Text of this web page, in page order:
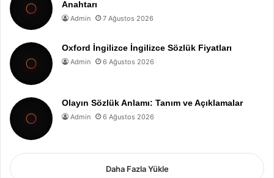
Anahtarı
Admin 7 Ağustos 2026
Oxford İngilizce İngilizce Sözlük Fiyatları
Admin 6 Ağustos 2026
Olayın Sözlük Anlamı: Tanım ve Açıklamalar
Admin 6 Ağustos 2026
Daha Fazla Yükle